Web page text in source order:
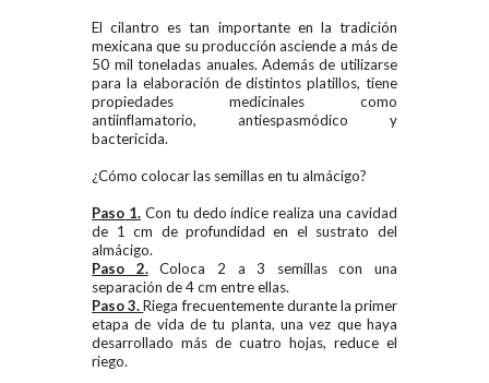
El cilantro es tan importante en la tradición
mexicana que su producción asciende a más de
50 mil toneladas anuales. Además de utilizarse
para la elaboración de distintos platillos, tiene
propiedades medicinales como
antiinflamatorio, antiespasmódico y
bactericida.
¿Cómo colocar las semillas en tu almácigo?
Paso 1. Con tu dedo índice realiza una cavidad
de 1 cm de profundidad en el sustrato del
almácigo.
Paso 2.
Coloca 2 a 3 semillas con una
separación de 4 cm entre ellas.
Paso 3.Riega frecuentemente durantela primer
etapa de vida de tu planta, una vez que haya
desarrollado más de cuatro hojas, reduce el
riego.